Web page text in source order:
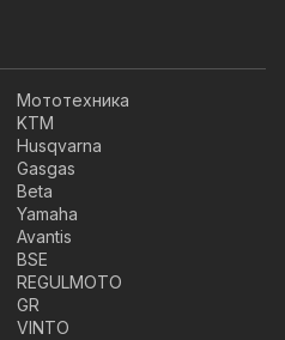
Мототехника
KTM
Husqvarna
Gasgas
Beta
Yamaha
Avantis
BSE
REGULMOTO
GR
VINTO